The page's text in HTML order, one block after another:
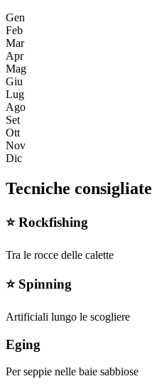
Gen
Feb
Mar
Apr
Mag
Giu
Lug
Ago
Set
Ott
Nov
Dic
Tecniche consigliate
⭐Rockfishing
Tra le rocce delle calette
⭐ Spinning
Artificiali lungo le scogliere
Eging
Per seppie nelle baie sabbiose